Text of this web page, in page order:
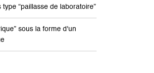
“paillasse de laboratoire”
sous la forme d'un